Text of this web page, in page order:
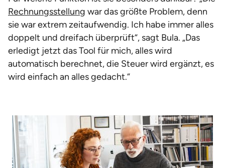
Rechnungsstellung war das größte Problem, denn
sie war extrem zeitaufwendig. Ich habe immer alles
doppelt und dreifach überprüft“, sagt Bula. „Das
erledigt jetzt das Tool für mich, alles wird
automatisch berechnet, die Steuer wird ergänzt, es
wird einfach an alles gedacht.“